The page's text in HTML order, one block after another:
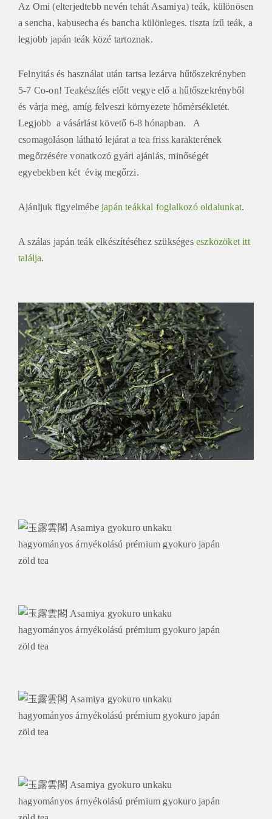
Az Omi (elterjedtebb nevén tehát Asamiya) teák, különösen
a sencha, kabusecha és bancha különleges. tiszta ízű teák, a
legjobb japán teák közé tartoznak.
Felnyitás és használat után tartsa lezárva hűtőszekrényben
5-7 Co-on! Teakészítés előtt vegye elő a hűtőszekrényből
és várja meg, amíg felveszi környezete hőmérsékletét.
Legjobb a vásárlást követő 6-8 hónapban. A
csomagoláson látható lejárat a tea friss karakterének
megőrzésére vonatkozó gyári ajánlás, minőségét
egyebekben két évig megőrzi.
Ajánljuk figyelmébejapán teákkal foglalkozó oldalunkat.
A szálas japán teák elkészítéséhez szükséges eszközöket itt
találja.